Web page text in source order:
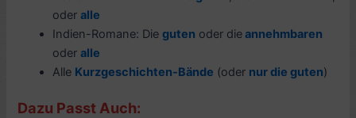
oderalle
Indien-Romane: Dieguten oder dieannehmbaren
oderalle
Alle Kurzgeschichten-Bände (oder nur die guten)
Dazu Passt Auch: